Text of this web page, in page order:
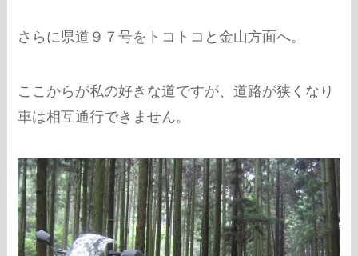
さらに県道９７号をトコトコと金山方面へ。
ここからが私の好きな道ですが、道路が狭くなり
車は相互通行できません。